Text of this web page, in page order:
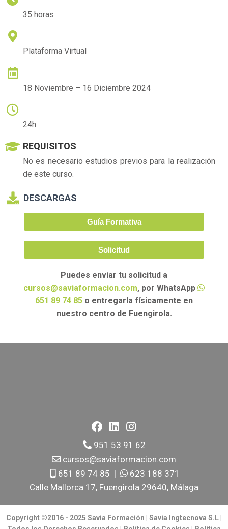
35 horas
Plataforma Virtual
18 Noviembre – 16 Diciembre 2024
24h
REQUISITOS
No es necesario estudios previos para la realización
de este curso.
DESCARGAS
Guía Formativa
Solicitud
Puedes enviar tu solicitud a
cursos@saviaformacion.com, por WhatsApp
651 89 74 85 o entregarla físicamente en
nuestro centro de Fuengirola.
951 53 91 62
cursos@saviaformacion.com
651 89 74 85 |
623 188 371
Calle Mallorca 17, Fuengirola 29640, Málaga
Copyright ©2016 - 2025 Savia Formación | Savia Ingtecnova S.L |